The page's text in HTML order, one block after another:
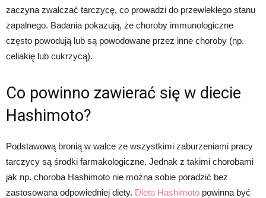
zaczyna zwalczać tarczycę, co prowadzi do przewlekłego stanu
zapalnego. Badania pokazują, że choroby immunologiczne
często powodują lub są powodowane przez inne choroby (np.
celiakię lub cukrzycą).
Co powinno zawierać się w diecie
Hashimoto?
Podstawową bronią w walce ze wszystkimi zaburzeniami pracy
tarczycy są środki farmakologiczne. Jednak z takimi chorobami
jak np. choroba Hashimoto nie można sobie poradzić bez
zastosowana odpowiedniej diety. Dieta Hashimoto powinna być